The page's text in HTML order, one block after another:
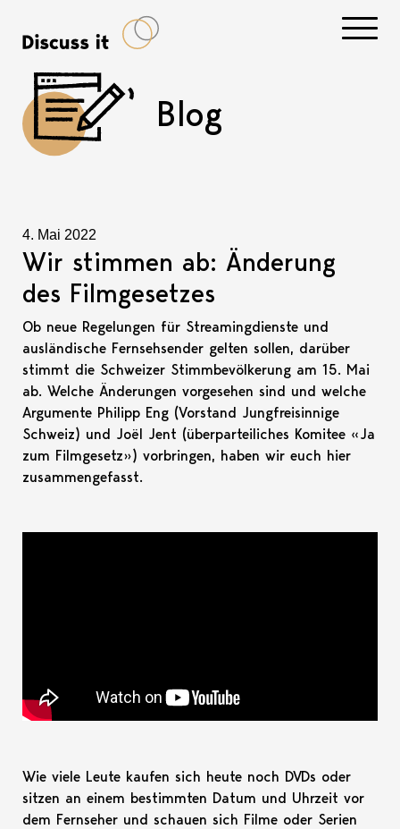
Blog
4. Mai 2022
Wir stimmen ab: Änderung
des Filmgesetzes
Ob neue Regelungen für Streamingdienste und
ausländische Fernsehsender gelten sollen, darüber
stimmt die Schweizer Stimmbevölkerung am 15. Mai
ab. Welche Änderungen vorgesehen sind und welche
Argumente Philipp Eng (Vorstand Jungfreisinnige
Schweiz) und Joël Jent (überparteiliches Komitee «Ja
zum Filmgesetz») vorbringen, haben wir euch hier
zusammengefasst.
Wie viele Leute kaufen sich heute noch DVDs oder
sitzen an einem bestimmten Datum und Uhrzeit vor
dem Fernseher und schauen sich Filme oder Serien